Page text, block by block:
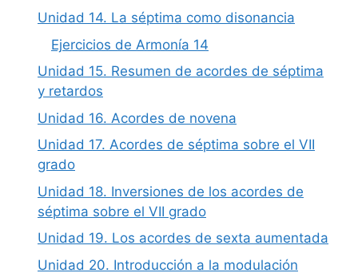
Unidad 14. La séptima como disonancia
Ejercicios de Armonía 14
Unidad 15. Resumen de acordes de séptima
y retardos
Unidad 16. Acordes de novena
Unidad 17. Acordes de séptima sobre el VII
grado
Unidad 18. Inversiones de los acordes de
séptima sobre el VII grado
Unidad 19. Los acordes de sexta aumentada
Unidad 20. Introducción a la modulación